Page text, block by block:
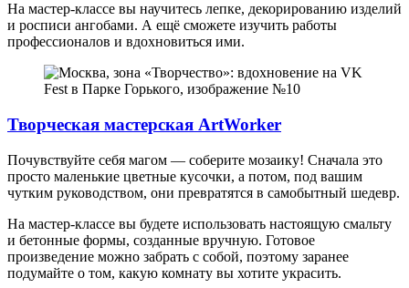
На мастер-классе вы научитесь лепке, декорированию изделий
и росписи ангобами. А ещё сможете изучить работы
профессионалов и вдохновиться ими.
Творческая мастерская ArtWorker
Почувствуйте себя магом — соберите мозаику! Сначала это
просто маленькие цветные кусочки, а потом, под вашим
чутким руководством, они превратятся в самобытный шедевр.
На мастер-классе вы будете использовать настоящую смальту
и бетонные формы, созданные вручную. Готовое
произведение можно забрать с собой, поэтому заранее
подумайте о том, какую комнату вы хотите украсить.